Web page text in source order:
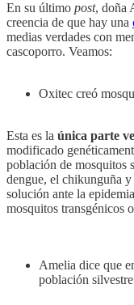
En su último post, doña
creencia de que hay una
medias verdades con
cascoporro. Veamos:
Oxitec creó
Esta es la única parte
modificado
población de mosquitos
dengue, el chikunguña
solución ante la
mosquitos transgénicos
Amelia dice que
población